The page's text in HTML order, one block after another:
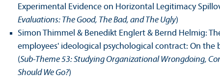
Experimental Evidence on Horizontal Legitimacy
Evaluations: The Good, The Bad, and The Ugly)
Simon Thimmel & Benedikt Englert & Bernd Helmig:
employees' ideological psychological contract: On
(Sub-Theme 53: Studying Organizational Wrongdoing,
Should We Go?)